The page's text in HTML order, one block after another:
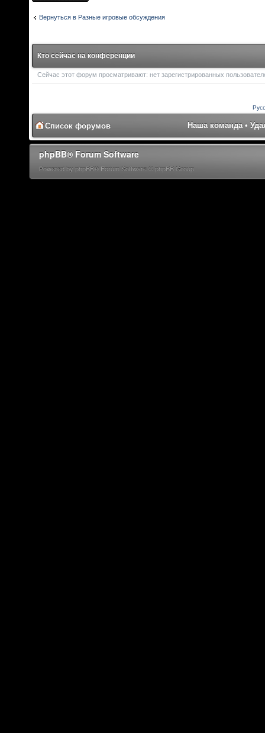
Вернуться в Разные игровые обсуждения
Кто сейчас на конференции
Сейчас этот форум просматривают: нет зарегистрированных
Список форумов Наша команда •
phpBB® Forum Software
Powered by phpBB® Forum Software © phpBB Group